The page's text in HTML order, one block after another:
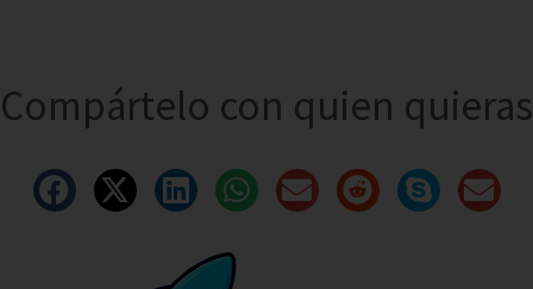
Compártelo con quien quieras